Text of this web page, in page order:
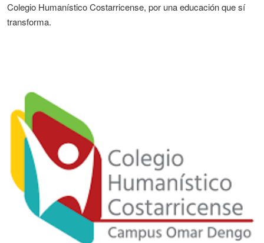
Colegio Humanístico Costarricense, por una educación que sí
transforma.